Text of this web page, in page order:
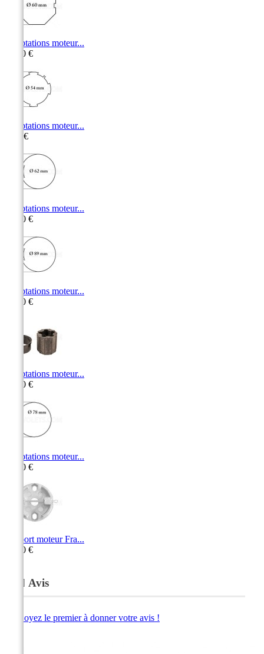
Adaptations moteur...
10,60 €
Adaptations moteur...
5,50 €
Adaptations moteur...
10,50 €
Adaptations moteur...
11,00 €
Adaptations moteur...
15,00 €
Adaptations moteur...
15,50 €
Support moteur Fra...
11,30 €
Avis
Soyez le premier à donner votre avis !